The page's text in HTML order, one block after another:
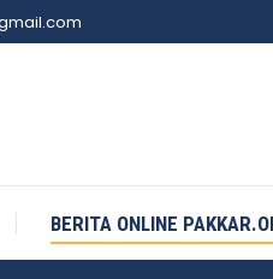
BERITA ONLINE
BERITA ONLINE